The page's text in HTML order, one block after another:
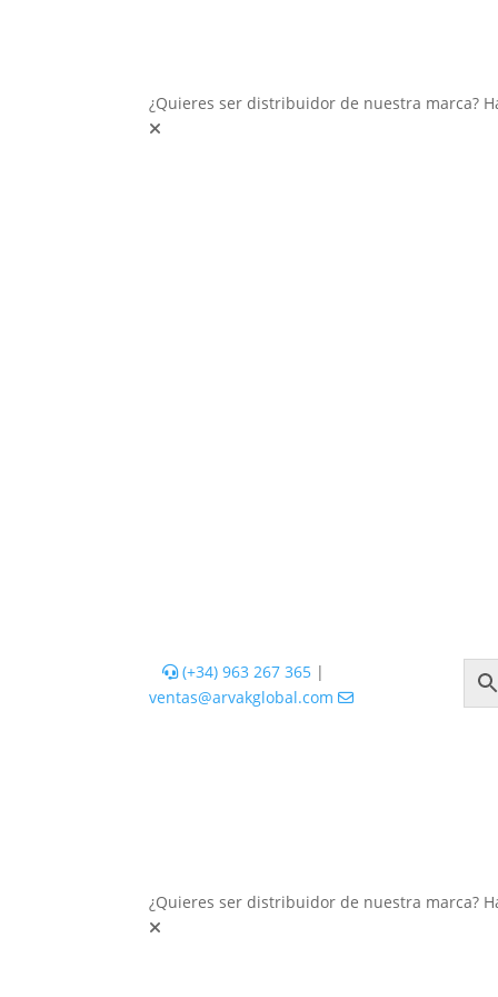
¿Quieres ser distribuidor de nuestra marca?
(+34) 963 267 365 |
ventas@arvakglobal.com
¿Quieres ser distribuidor de nuestra marca?